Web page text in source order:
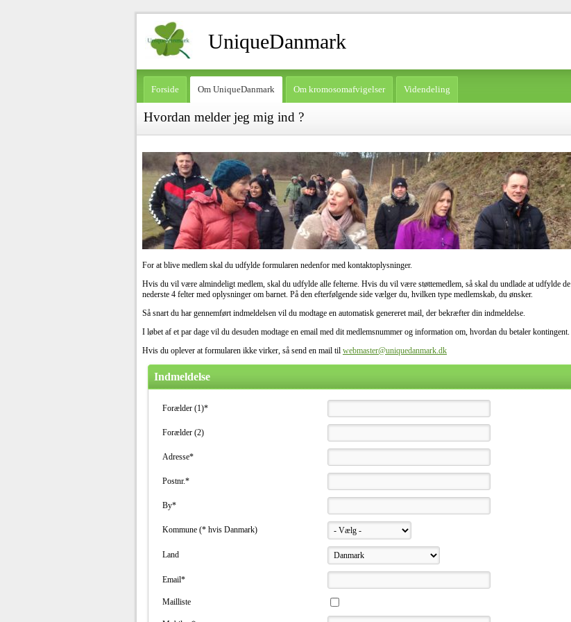
UniqueDanmark
Forside Om UniqueDanmark Om kromosomafvigelser Videndeling
Hvordan melder jeg mig ind ?
For at blive medlem skal du udfylde formularen nedenfor med kontaktoplysninger.
Hvis du vil være almindeligt medlem, skal du udfylde alle felterne. Hvis du vil være støttemedlem, så skal du undlade at udfylde de
nederste 4 felter med oplysninger om barnet. På den efterfølgende side vælger du, hvilken type medlemskab, du ønsker.
Så snart du har gennemført indmeldelsen vil du modtage en automatisk genereret mail, der bekræfter din indmeldelse.
I løbet af et par dage vil du desuden modtage en email med dit medlemsnummer og information om, hvordan du betaler kontingent.
Hvis du oplever at formularen ikke virker, så send en mail til webmaster@uniquedanmark.dk
Indmeldelse
Forælder (1)*
Forælder (2)
Adresse*
Postnr.*
By*
Kommune (* hvis Danmark)
Land
Email*
Mailliste